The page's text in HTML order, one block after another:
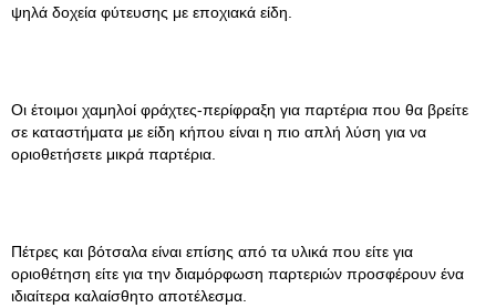
ψηλά δοχεία φύτευσης με εποχιακά είδη.
Οι έτοιμοι χαμηλοί φράχτες-περίφραξη για παρτέρια που θα βρείτε
σε καταστήματα με είδη κήπου είναι η πιο απλή λύση για να
οριοθετήσετε μικρά παρτέρια.
Πέτρες και βότσαλα είναι επίσης από τα υλικά που είτε για
οριοθέτηση είτε για την διαμόρφωση παρτεριών προσφέρουν ένα
ιδιαίτερα καλαίσθητο αποτέλεσμα.